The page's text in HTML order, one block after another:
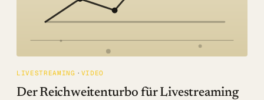
LIVESTREAMING VIDEO
Der Reichweitenturbo für Livestreaming